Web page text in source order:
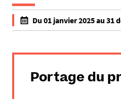
h
t
p
Du 01 janvier 2025 au 31
f
l
Portage du